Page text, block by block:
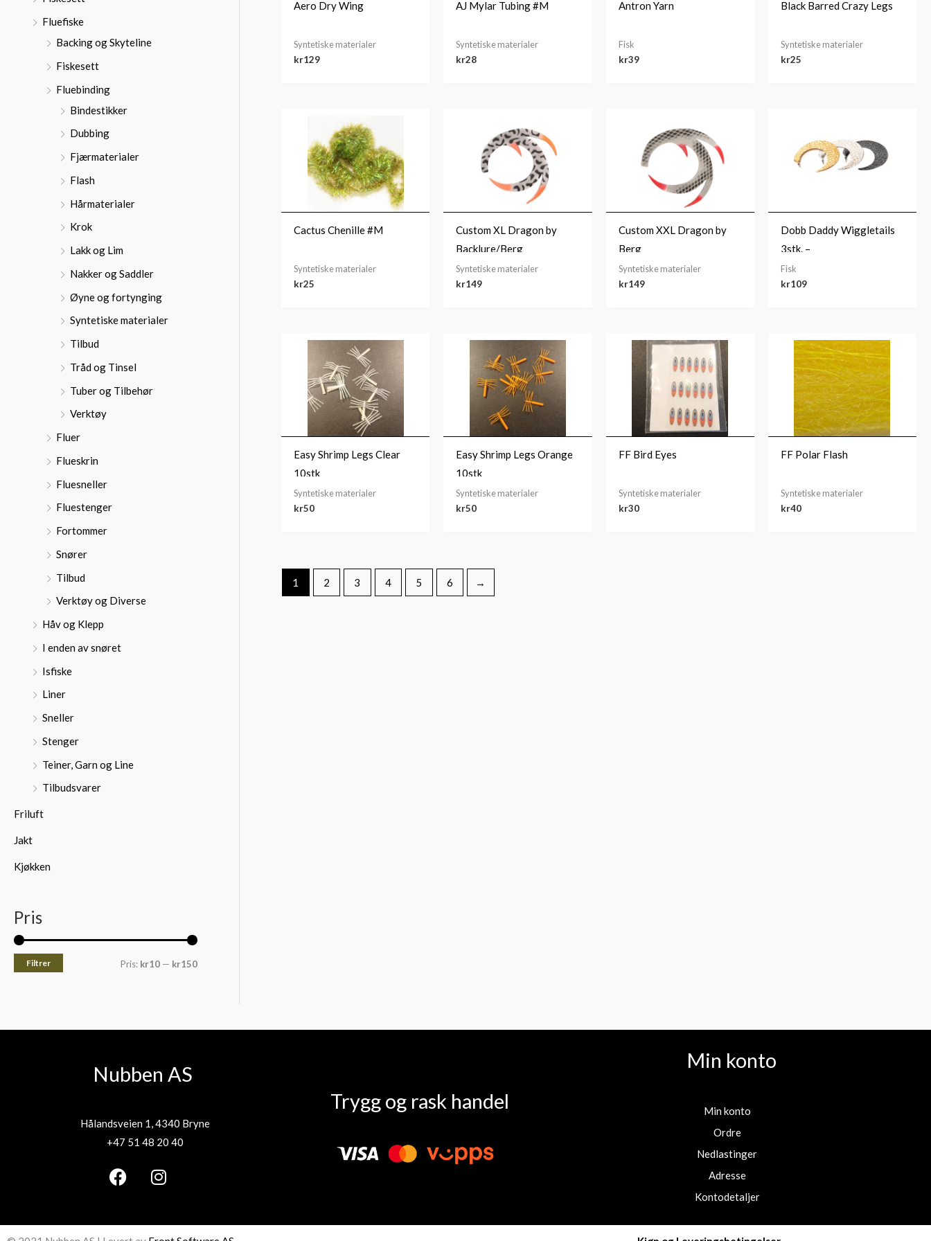
Fluefiske
Backing og Skyteline
Fiskesett
Fluebinding
Bindestikker
Dubbing
Fjærmaterialer
Flash
Hårmaterialer
Krok
Lakk og Lim
Nakker og Saddler
Øyne og fortynging
Syntetiske materialer
Tilbud
Tråd og Tinsel
Tuber og Tilbehør
Verktøy
Fluer
Flueskrin
Fluesneller
Fluestenger
Fortommer
Snører
Tilbud
Verktøy og Diverse
Håv og Klepp
I enden av snøret
Isfiske
Liner
Sneller
Stenger
Teiner, Garn og Line
Tilbudsvarer
Friluft
Jakt
Kjøkken
Pris
Filtrer Pris: kr10 — kr150
Aero Dry Wing
Syntetiske materialer
kr129
AJ Mylar Tubing #M
Syntetiske materialer
kr28
Antron Yarn
Fisk
kr39
Black Barred Crazy Legs
Syntetiske materialer
kr25
Cactus Chenille #M
Syntetiske materialer
kr25
Custom XL Dragon by
Backlure/Berg
Syntetiske materialer
kr149
Custom XXL Dragon by
Berg
Syntetiske materialer
kr149
Dobb Daddy Wiggletails
3stk. –
Gold/Silver/Chartreuse
Jumbo Slim
Fisk
kr109
Easy Shrimp Legs Clear
10stk
Syntetiske materialer
kr50
Easy Shrimp Legs Orange
10stk
Syntetiske materialer
kr50
FF Bird Eyes
Syntetiske materialer
kr30
FF Polar Flash
Syntetiske materialer
kr40
1 2 3 4 5 6 →
Nubben AS
Hålandsveien 1, 4340 Bryne
+47 51 48 20 40
F
c
I
s
Trygg og rask handel
Min konto
Min konto
Ordre
Nedlastinger
Adresse
Kontodetaljer